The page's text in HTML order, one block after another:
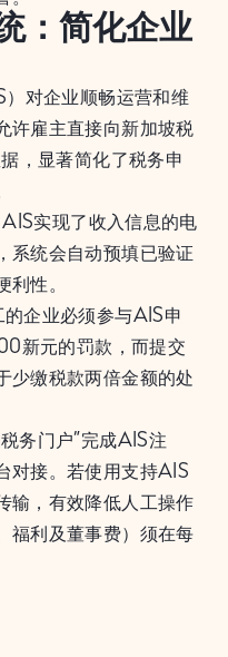
：简化企业
对企业顺畅运营和维
许雇主直接向新加坡税
，显著简化了税务申
实现了收入信息的电
系统会自动预填已验证
性。
企业必须参与AIS申
新元的罚款，而提交
少缴税款两倍金额的处
务门户”完成AIS注
对接。若使用支持AIS
输，有效降低人工操作
福利及董事费）须在每